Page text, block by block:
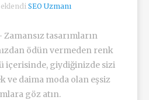
eklendiSEO Uzmanı
Zamansız tasarımların
ödün vermeden renk
içerisinde, giydiğinizde sizi
ve daima moda olan eşsiz
göz atın.